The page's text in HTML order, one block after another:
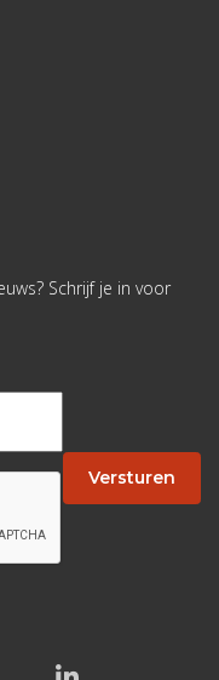
Schrijf je in voor
Versturen